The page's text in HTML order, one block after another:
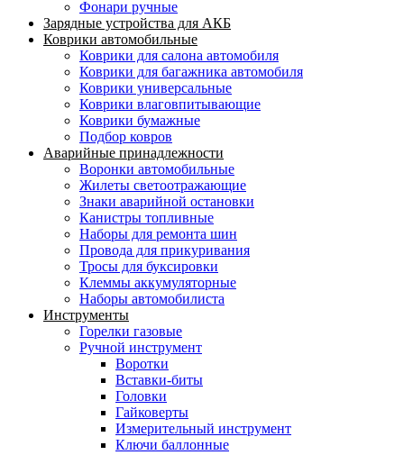
Фонари ручные
Зарядные устройства для АКБ
Коврики автомобильные
Коврики для салона автомобиля
Коврики для багажника автомобиля
Коврики универсальные
Коврики влаговпитывающие
Коврики бумажные
Подбор ковров
Аварийные принадлежности
Воронки автомобильные
Жилеты светоотражающие
Знаки аварийной остановки
Канистры топливные
Наборы для ремонта шин
Провода для прикуривания
Тросы для буксировки
Клеммы аккумуляторные
Наборы автомобилиста
Инструменты
Горелки газовые
Ручной инструмент
Воротки
Вставки-биты
Головки
Гайковерты
Измерительный инструмент
Ключи баллонные